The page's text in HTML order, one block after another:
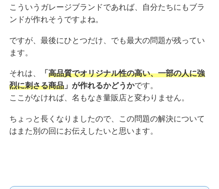
こういうガレージブランドであれば、自分たちにもブラ
ンドが作れそうですよね。
ですが、最後にひとつだけ、でも最大の問題が残ってい
ます。
それは、 「 高品質でオリジナル性の高い、一部の人に強
烈に刺さる商品 」が作れるかどうかです。
ここがなければ、名もなき量販店と変わりません。
ちょっと長くなりましたので、この問題の解決について
はまた別の回にお伝えしたいと思います。